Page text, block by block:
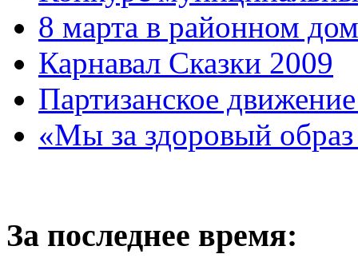
8 марта в районном
Карнавал Сказки 2009
Партизанское
«Мы за здоровый
За последнее время: